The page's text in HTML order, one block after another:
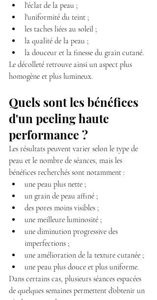
l'éclat de la peau ;
l'uniformité du teint ;
les taches liées au soleil ;
la qualité de la peau ;
la douceur et la finesse du grain cutané.
Le décolleté retrouve ainsi un aspect plus
homogène et plus lumineux.
Quels sont les bénéfices
d'un peeling haute
performance ?
Les résultats peuvent varier selon le type de
peau et le nombre de séances, mais les
bénéfices recherchés sont notamment :
une peau plus nette ;
un grain de peau affiné ;
des pores moins visibles ;
une meilleure luminosité ;
une diminution progressive des
imperfections ;
une amélioration de la texture cutanée ;
une peau plus douce et plus uniforme.
Dans certains cas, plusieurs séances espacées
de quelques semaines permettent d'obtenir un